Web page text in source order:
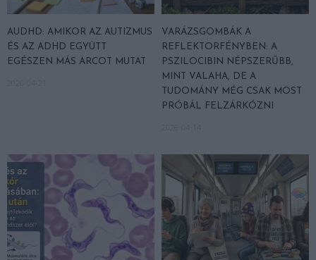
AUDHD: AMIKOR AZ AUTIZMUS
ÉS AZ ADHD EGYÜTT
EGÉSZEN MÁS ARCOT MUTAT
VARÁZSGOMBÁK A
REFLEKTORFÉNYBEN: A
PSZILOCIBIN NÉPSZERŰBB,
MINT VALAHA, DE A
TUDOMÁNY MÉG CSAK MOST
PRÓBÁL FELZÁRKÓZNI